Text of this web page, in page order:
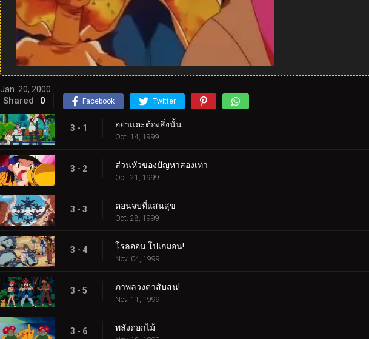
Jan. 20, 2000
Shared 0 Facebook Twitter
3 - 1 อย่าแตะต้องสิ่งนั้น
Oct. 14, 1999
3 - 2 ส่วนหัวของปัญหาสองเท่า
Oct. 21, 1999
3 - 3 ตอนจบที่แสนสุข
Oct. 28, 1999
3 - 4 โรลออน โปเกมอน!
Nov. 04, 1999
3 - 5 ภาพลวงตาสับสน!
Nov. 11, 1999
3 - 6 พลังดอกไม้